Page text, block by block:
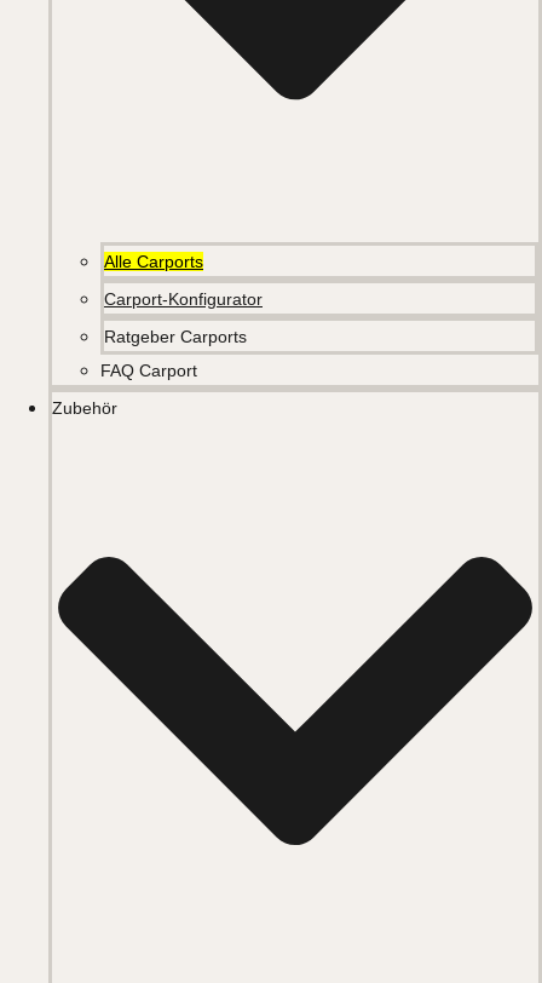
Alle Carports
Carport-Konfigurator
Ratgeber Carports
FAQ Carport
Zubehör